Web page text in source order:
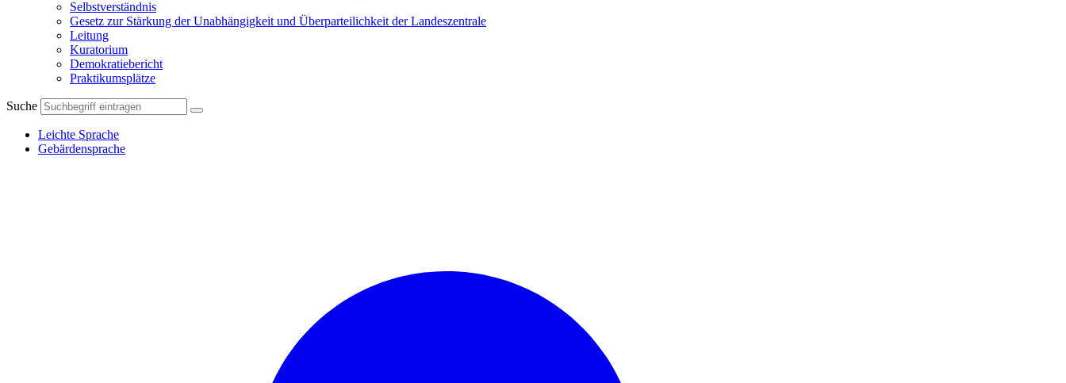
Selbstverständnis
Gesetz zur Stärkung der Unabhängigkeit und Überparteilichkeit der Landeszentrale
Leitung
Kuratorium
Demokratiebericht
Praktikumsplätze
Suche
Leichte Sprache
Gebärdensprache